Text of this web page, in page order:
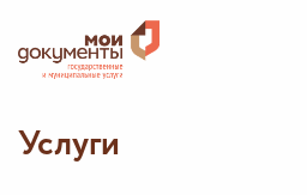
Услуги